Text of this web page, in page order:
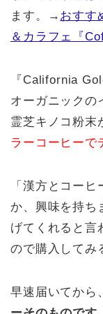
ます。→ おすす
＆カラフェ『
『California
オーガニックの
霊芝キノコ粉末
ラーコーヒーで
「漢方とコー
か、興味を持ち
げてくれると言
ので購入してみ
早速届いてから